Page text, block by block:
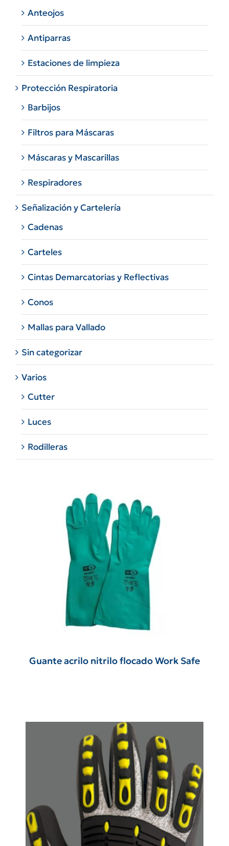
Anteojos
Antiparras
Estaciones de limpieza
Protección Respiratoria
Barbijos
Filtros para Máscaras
Máscaras y Mascarillas
Respiradores
Señalización y Cartelería
Cadenas
Carteles
Cintas Demarcatorias y Reflectivas
Conos
Mallas para Vallado
Sin categorizar
Varios
Cutter
Luces
Rodilleras
Guante acrilo nitrilo flocado Work Safe